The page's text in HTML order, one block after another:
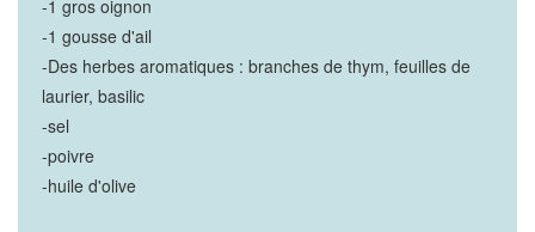
-1 gros oignon
-1 gousse d'ail
-Des herbes aromatiques : branches de thym, feuilles de
laurier, basilic
-sel
-poivre
-huile d'olive